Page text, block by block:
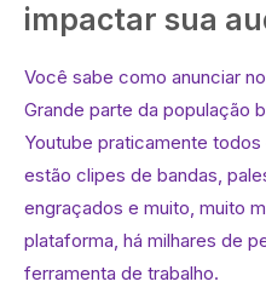
impactar sua
Você sabe como anunciar
Grande parte da população
Youtube praticamente
estão clipes de bandas,
engraçados e muito, muito
plataforma, há milhares de
ferramenta de trabalho.